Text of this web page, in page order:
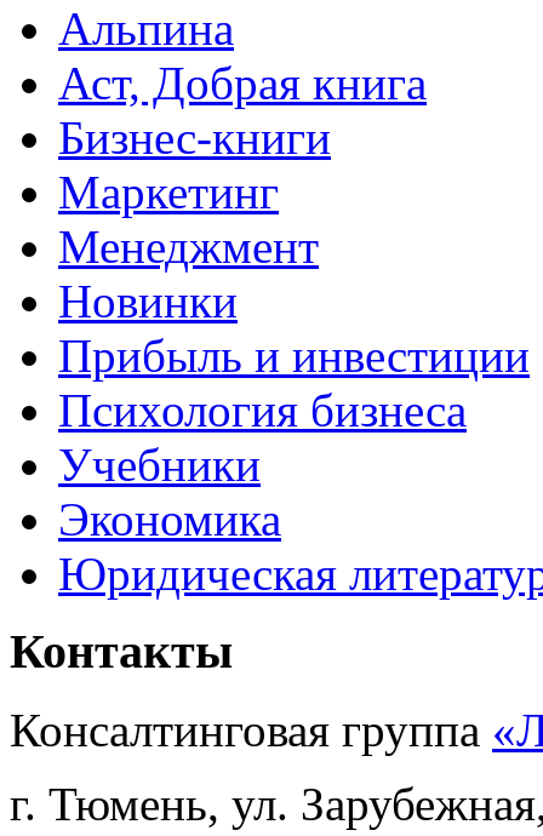
Альпина
Аст, Добрая книга
Бизнес-книги
Маркетинг
Менеджмент
Новинки
Прибыль и инвестиции
Психология бизнеса
Учебники
Экономика
Юридическая
Контакты
Консалтинговая группа
г. Тюмень, ул.